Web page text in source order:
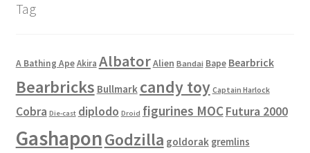
Tag
A Bathing Ape Akira AlbatorAlien Bandai Bape Bearbrick
Bearbricks Bullmark candy toy Captain Harlock
Cobra Die-cast diplodo Droid figurines MOCFutura 2000
GashaponGodzilla goldorak gremlins